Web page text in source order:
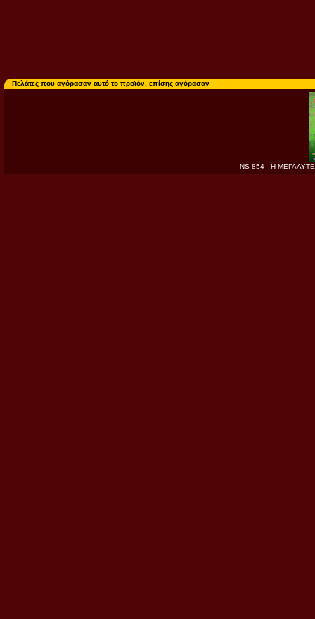
Πελάτες που αγόρασαν αυτό το προϊόν, επίσης αγόρασαν
NS 854 - Η